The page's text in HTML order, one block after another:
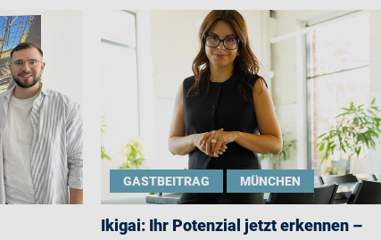
GASTBEITRAG MÜNCHEN
Ikigai: Ihr Potenzial jetzt erkennen –